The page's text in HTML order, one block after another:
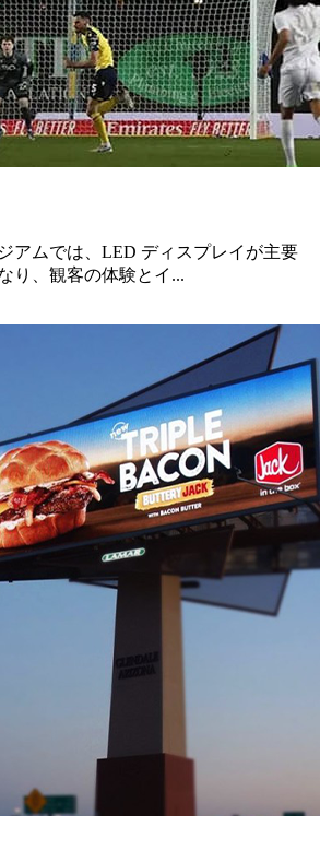
アムでは、LED ディスプレイが主要
り、観客の体験とイ...